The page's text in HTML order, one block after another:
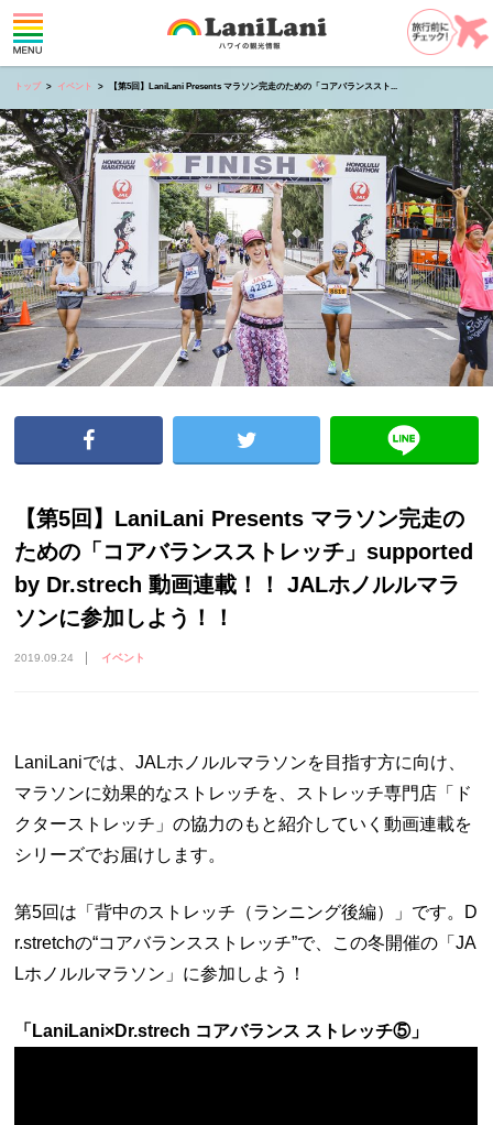
トップ イベント 【第5回】LaniLani Presents マラソン完走のための「コアバランススト...
【第5回】LaniLani Presents マラソン完走の
ための「コアバランスストレッチ」supported
by Dr.strech 動画連載！！ JALホノルルマラ
ソンに参加しよう！！
2019.09.24 イベント
LaniLaniでは、JALホノルルマラソンを目指す方に向け、
マラソンに効果的なストレッチを、ストレッチ専門店「ド
クターストレッチ」の協力のもと紹介していく動画連載を
シリーズでお届けします。
第5回は「背中のストレッチ（ランニング後編）」です。D
r.stretchの“コアバランスストレッチ”で、この冬開催の「JA
Lホノルルマラソン」に参加しよう！
「LaniLani×Dr.strech コアバランス ストレッチ⑤」